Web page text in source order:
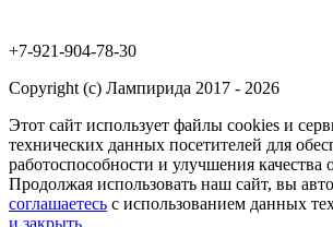
+7-921-904-78-30
Copyright (c) Лампирида 2017 - 2026
Этот сайт использует файлы cookies и
технических данных посетителей для
работоспособности и улучшения качества
Продолжая использовать наш сайт, вы
соглашаетесь с использованием данных